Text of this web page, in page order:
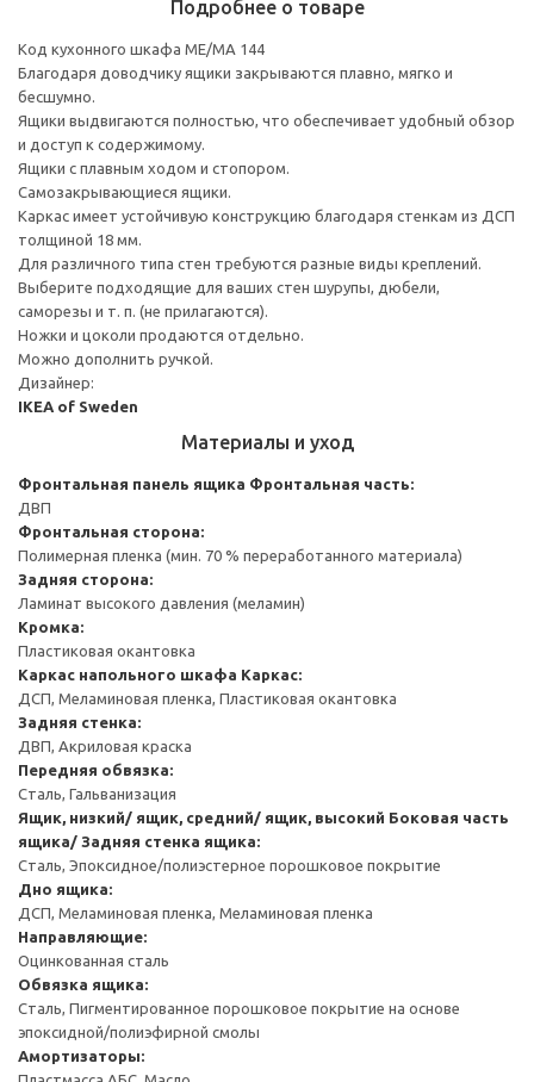
Подробнее о товаре
Код кухонного шкафа ME/MA 144
Благодаря доводчику ящики закрываются плавно, мягко и
бесшумно.
Ящики выдвигаются полностью, что обеспечивает удобный обзор
и доступ к содержимому.
Ящики с плавным ходом и стопором.
Самозакрывающиеся ящики.
Каркас имеет устойчивую конструкцию благодаря стенкам из ДСП
толщиной 18 мм.
Для различного типа стен требуются разные виды креплений.
Выберите подходящие для ваших стен шурупы, дюбели,
саморезы и т. п. (не прилагаются).
Ножки и цоколи продаются отдельно.
Можно дополнить ручкой.
Дизайнер:
IKEA of Sweden
Материалы и уход
Фронтальная панель ящика Фронтальная часть:
ДВП
Фронтальная сторона:
Полимерная пленка (мин. 70 % переработанного материала)
Задняя сторона:
Ламинат высокого давления (меламин)
Кромка:
Пластиковая окантовка
Каркас напольного шкафа Каркас:
ДСП, Меламиновая пленка, Пластиковая окантовка
Задняя стенка:
ДВП, Акриловая краска
Передняя обвязка:
Сталь, Гальванизация
Ящик, низкий/ ящик, средний/ ящик, высокий Боковая часть
ящика/ Задняя стенка ящика:
Сталь, Эпоксидное/полиэстерное порошковое покрытие
Дно ящика:
ДСП, Меламиновая пленка, Меламиновая пленка
Направляющие:
Оцинкованная сталь
Обвязка ящика:
Сталь, Пигментированное порошковое покрытие на основе
эпоксидной/полиэфирной смолы
Амортизаторы: